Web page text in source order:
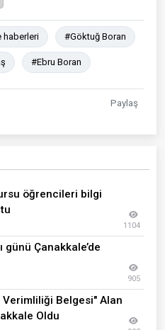
haberleri #Göktuğ Boran
#Ebru Boran
Paylaş
öğrencileri bilgi
1104
günü Çanakkale’de
905
Verimliliği Belgesi" Alan
Oldu